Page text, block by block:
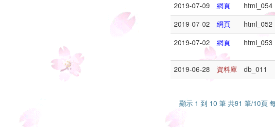
2019-07-09
網頁 html_054
2019-07-02
網頁 html_052
2019-07-02
網頁 html_053
2019-06-28
資料庫 db_011
顯示 1 到 10 筆 共91 筆/10頁